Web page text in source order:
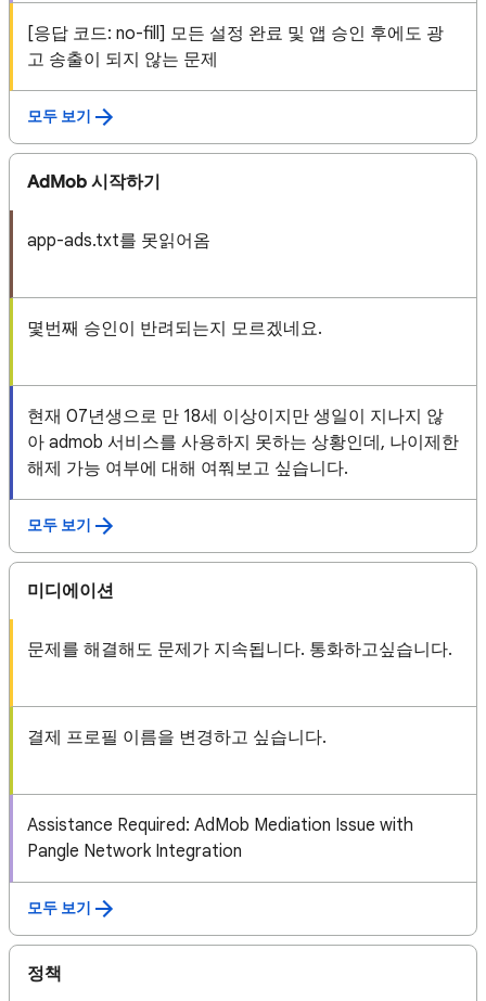
[응답 코드: no-fill] 모든 설정 완료 및 앱 승인 후에도 광
고 송출이 되지 않는 문제
모두 보기
AdMob 시작하기
app-ads.txt를 못읽어옴
몇번째 승인이 반려되는지 모르겠네요.
현재 07년생으로 만 18세 이상이지만 생일이 지나지 않
아 admob 서비스를 사용하지 못하는 상황인데, 나이제한
해제 가능 여부에 대해 여쭤보고 싶습니다.
모두 보기
미디에이션
문제를 해결해도 문제가 지속됩니다. 통화하고싶습니다.
결제 프로필 이름을 변경하고 싶습니다.
Assistance Required: AdMob Mediation Issue with
Pangle Network Integration
모두 보기
정책